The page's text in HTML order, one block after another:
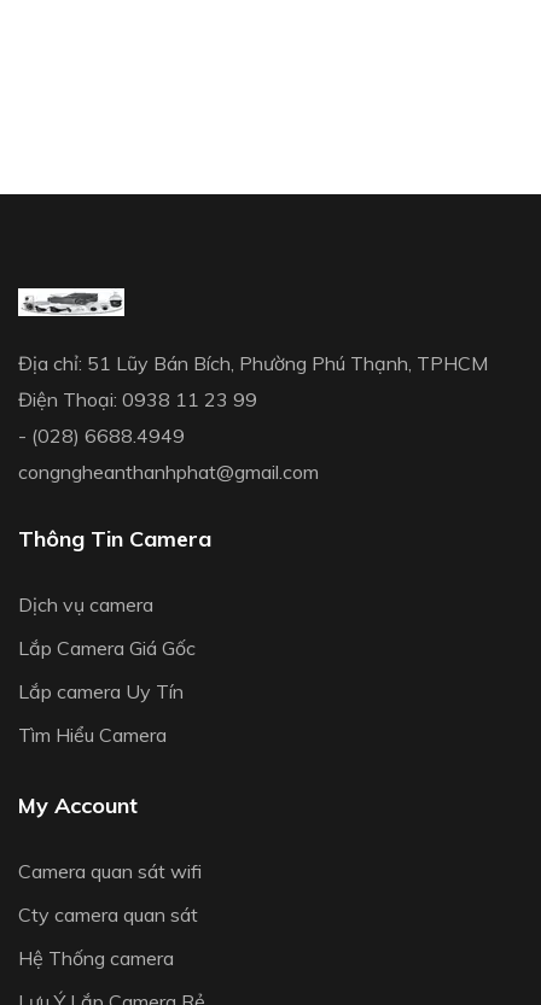
Địa chỉ: 51 Lũy Bán Bích, Phường Phú Thạnh, TPHCM
Điện Thoại: 0938 11 23 99
- (028) 6688.4949
congngheanthanhphat@gmail.com
Thông Tin Camera
Dịch vụ camera
Lắp Camera Giá Gốc
Lắp camera Uy Tín
Tìm Hiểu Camera
My Account
Camera quan sát wifi
Cty camera quan sát
Hệ Thống camera